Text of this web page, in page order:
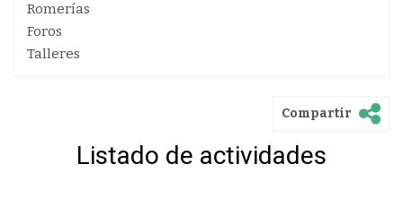
Romerías
Foros
Talleres
Compartir
Listado de actividades